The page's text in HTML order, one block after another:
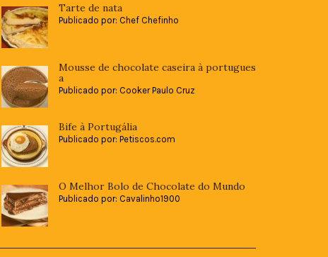
Tarte de nata
Publicado por: Chef Chefinho
Mousse de chocolate caseira à portugues
a
Publicado por: Cooker Paulo Cruz
Bife à Portugália
Publicado por: Petiscos.com
O Melhor Bolo de Chocolate do Mundo
Publicado por: Cavalinho1900